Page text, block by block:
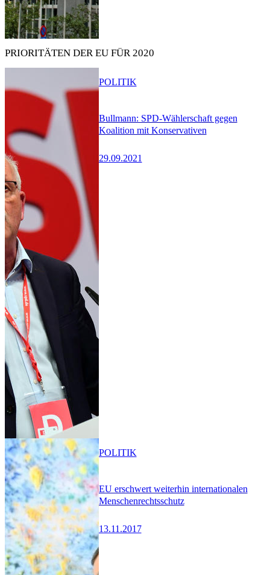
PRIORITÄTEN DER EU FÜR 2020
Bullmann: SPD-Wählerschaft gegen
Koalition mit Konservativen
29.09.2021
POLITIK
EU erschwert weiterhin internationalen
Menschenrechtsschutz
13.11.2017
POLITIK